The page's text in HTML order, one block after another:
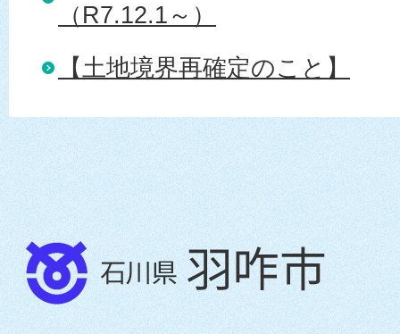
（R7.12.1～）
【土地境界再確定のこと】